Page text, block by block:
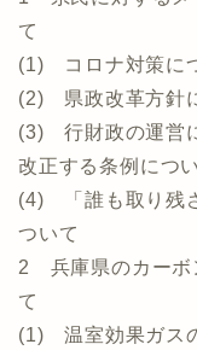
て
(1) コロナ対策に
(2) 県政改革方針
(3) 行財政の運営
改正する条例につ
(4) 「誰も取り残
ついて
2 兵庫県のカーボ
て
(1) 温室効果ガス